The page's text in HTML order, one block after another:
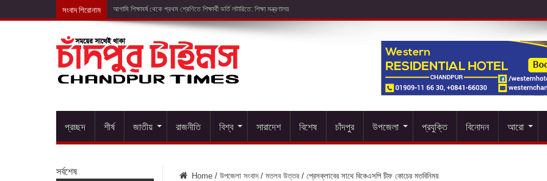
সংবাদ শিরোনাম ১০ আগস্ট এসএসসি
প্রচ্ছদ শীর্ষ জাতীয় রাজনীতি বিশ্ব সারাদেশ বিশেষ চাঁদপুর উপজেলা প্রযুক্তি বিনোদন আরো
Home / উপজেলা সংবাদ / মতলব উত্তর / প্রেসক্লাবের সাথে বিকেএসপি চীফ কোচের মতবিনিময়
সর্বশেষ